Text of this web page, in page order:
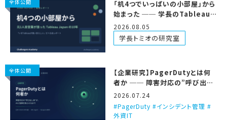
全体公開
「机4つでいっぱいの小部屋」から
始まった ── 学長のTableauだ
べる会を聞いてきた
2026.08.05
学長トミオの研究室
全体公開
【企業研究】PagerDutyとは何
者か ── 障害対応の”呼び出し
係”が、AIに指揮を執らせるまで
2026.07.24
PagerDuty #インシデント管理 #
外資IT